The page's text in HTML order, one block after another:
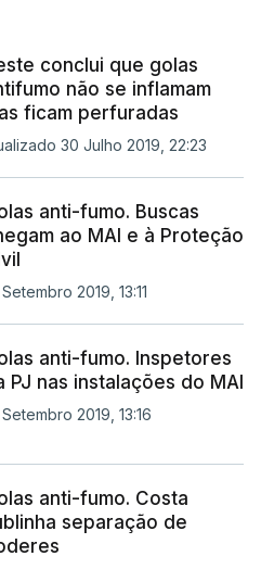
conclui que golas
não se inflamam
ficam perfuradas
30 Julho 2019, 22:23
anti-fumo. Buscas
ao MAI e à Proteção
2019, 13:11
anti-fumo. Inspetores
PJ nas instalações do MAI
Setembro 2019, 13:16
anti-fumo. Costa
separação de